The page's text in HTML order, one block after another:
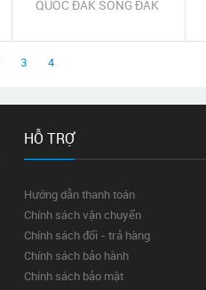
QUỐC ĐẮK SONG ĐẮK
ĐẮK SONG ĐẮK NÔNG
3 4
HỖ TRỢ
Hướng dẫn thanh toán
Chính sách vận chuyển
Chính sách đổi - trả hàng
Chính sách bảo hành
Chính sách bảo mật